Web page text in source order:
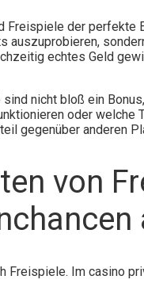
Freispiele der
auszuprobieren,
echtes Geld
nicht bloß ein
oder welche
gegenüber anderen
von
Freispiele. Im casino